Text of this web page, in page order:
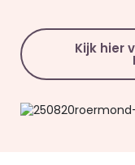
Kijk hier